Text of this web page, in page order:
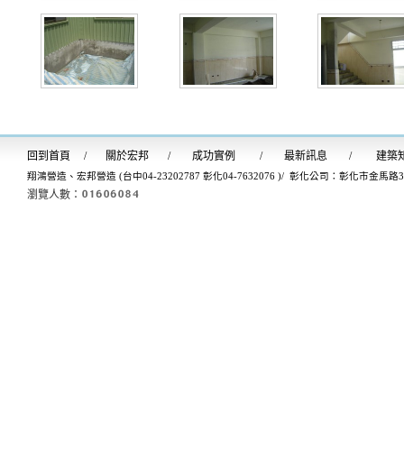
回到首頁 / 關於宏邦 / 成功實例 / 最新訊息 / 建築
翔鴻營造、宏邦營造 (台中04-23202787 彰化04-7632076 )/ 彰化公司：彰化市金馬路
瀏覽人數：